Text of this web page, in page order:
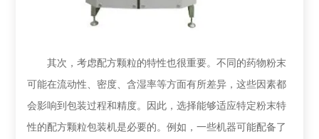
其次，考虑配方颗粒的特性也很重要。不同的药物粉末
可能在流动性、密度、含湿率等方面有所差异，这些因素都
会影响到包装过程和精度。因此，选择能够适应特定粉末特
性的配方颗粒包装机是必要的。例如，一些机器可能配备了